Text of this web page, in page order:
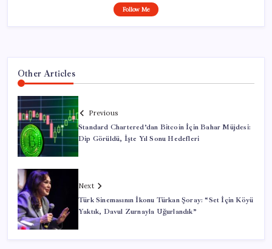
Follow Me
Other Articles
Previous
Standard Chartered’dan Bitcoin İçin Bahar Müjdesi:
Dip Görüldü, İşte Yıl Sonu Hedefleri
Next
Türk Sinemasının İkonu Türkan Şoray: “Set İçin Köyü
Yaktık, Davul Zurnayla Uğurlandık”